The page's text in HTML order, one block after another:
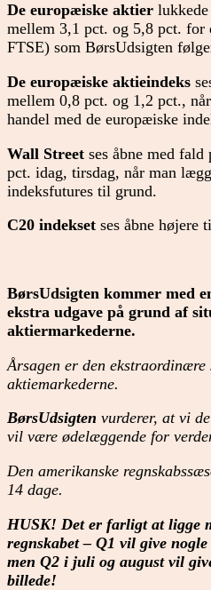
De europæiske aktier
mellem 3,1 pct. og 5,8 pct.
FTSE) som BørsUdsigten
De europæiske aktieindeks
mellem 0,8 pct. og 1,2 pct.,
handel med de europæiske
Wall Street ses åbne med
pct. idag, tirsdag, når man
indeksfutures til grund.
C20 indekset ses åbne højere
BørsUdsigten kommer med
ekstra udgave på grund af
aktiermarkederne.
Årsagen er den
aktiemarkederne.
BørsUdsigten vurderer, at vi
vil være ødelæggende for
Den amerikanske
14 dage.
HUSK! Det er farligt at ligge
regnskabet – Q1 vil give
men Q2 i juli og august vil
billede!